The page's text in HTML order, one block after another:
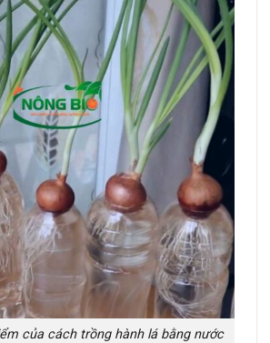
của cách trồng hành lá bằng nước